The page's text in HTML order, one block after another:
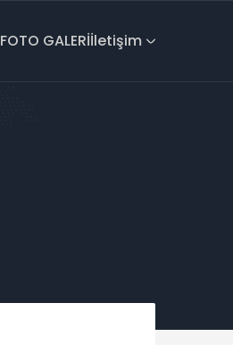
FOTO GALERİİletişim